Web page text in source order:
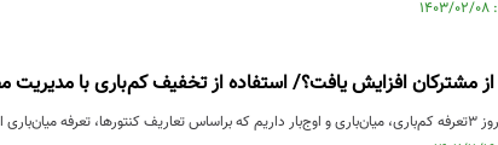
مشترکان افزایش یافت؟/ استفاده از تخفیف کم‌باری با
۷ صبح...